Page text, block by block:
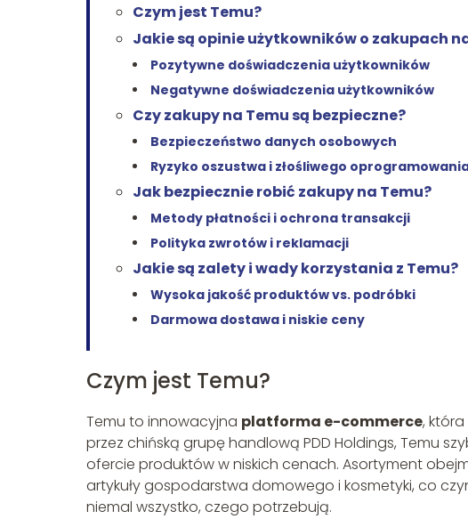
Czym jest Temu?
Jakie są opinie użytkowników o zakupach
Pozytywne doświadczenia użytkowników
Negatywne doświadczenia użytkowników
Czy zakupy na Temu są bezpieczne?
Bezpieczeństwo danych osobowych
Ryzyko oszustwa i złośliwego
Jak bezpiecznie robić zakupy na Temu?
Metody płatności i ochrona transakcji
Polityka zwrotów i reklamacji
Jakie są zalety i wady korzystania z Temu?
Wysoka jakość produktów vs. podróbki
Darmowa dostawa i niskie ceny
Czym jest Temu?
Temu to innowacyjna platforma e-commerce,
przez chińską grupę handlową PDD Holdings, Temu
ofercie produktów w niskich cenach. Asortyment
artykuły gospodarstwa domowego i kosmetyki, co
niemal wszystko, czego potrzebują.